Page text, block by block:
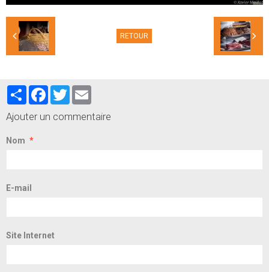
RETOUR
PartagerFacebook
Twitter
Ajouter un commentaire
Nom
E-mail
Site Internet